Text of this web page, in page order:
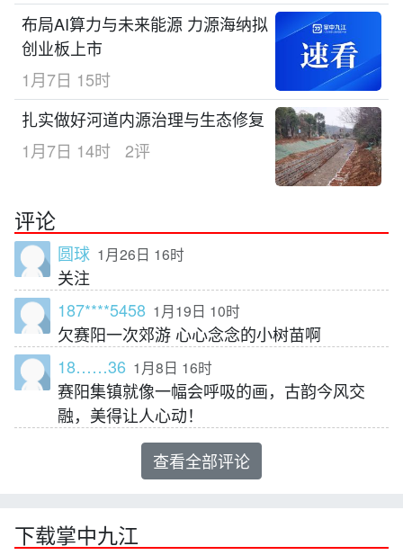
布局AI算力与未来能源 力源海纳拟
创业板上市
1月7日 15时
扎实做好河道内源治理与生态修复
1月7日 14时
2评
评论
圆球 1月26日 16时
关注
187****5458 1月19日 10时
欠赛阳一次郊游 心心念念的小树苗啊
18……36 1月8日 16时
赛阳集镇就像一幅会呼吸的画，古韵今风交
融，美得让人心动！
查看全部评论
下载掌中九江